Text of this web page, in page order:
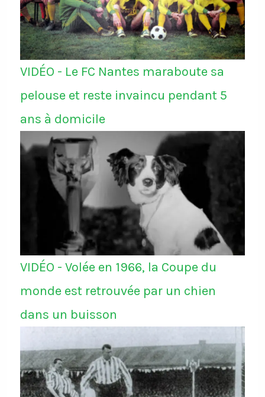
VIDÉO - Le FC Nantes maraboute sa
pelouse et reste invaincu pendant 5
ans à domicile
VIDÉO - Volée en 1966, la Coupe du
monde est retrouvée par un chien
dans un buisson